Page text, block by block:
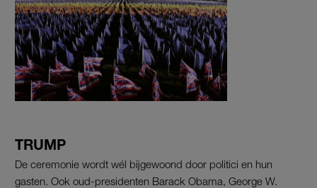
TRUMP
De ceremonie wordt wél bijgewoond door politici en hun
gasten. Ook oud-presidenten Barack Obama, George W.